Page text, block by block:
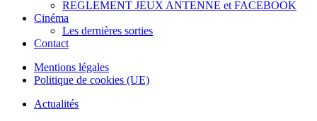
REGLEMENT JEUX ANTENNE et FACEBOOK
Cinéma
Les dernières sorties
Contact
Mentions légales
Politique de cookies (UE)
Actualités